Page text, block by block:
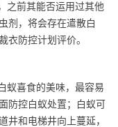
之前其能否运用过其他
剂，将会存在遣散白
衣防控计划评价。
蚁喜食的美味，最容易
防控白蚁处置；白蚁可
井和电梯井向上蔓延，